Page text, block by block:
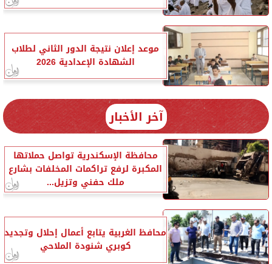
موعد إعلان نتيجة الدور الثاني لطلاب
الشهادة الإعدادية 2026
آخر الأخبار
محافظة الإسكندرية تواصل حملاتها
المكبرة لرفع تراكمات المخلفات بشارع
ملك حفني وتزيل...
محافظ الغربية يتابع أعمال إحلال وتجديد
كوبري شنودة الملاحي